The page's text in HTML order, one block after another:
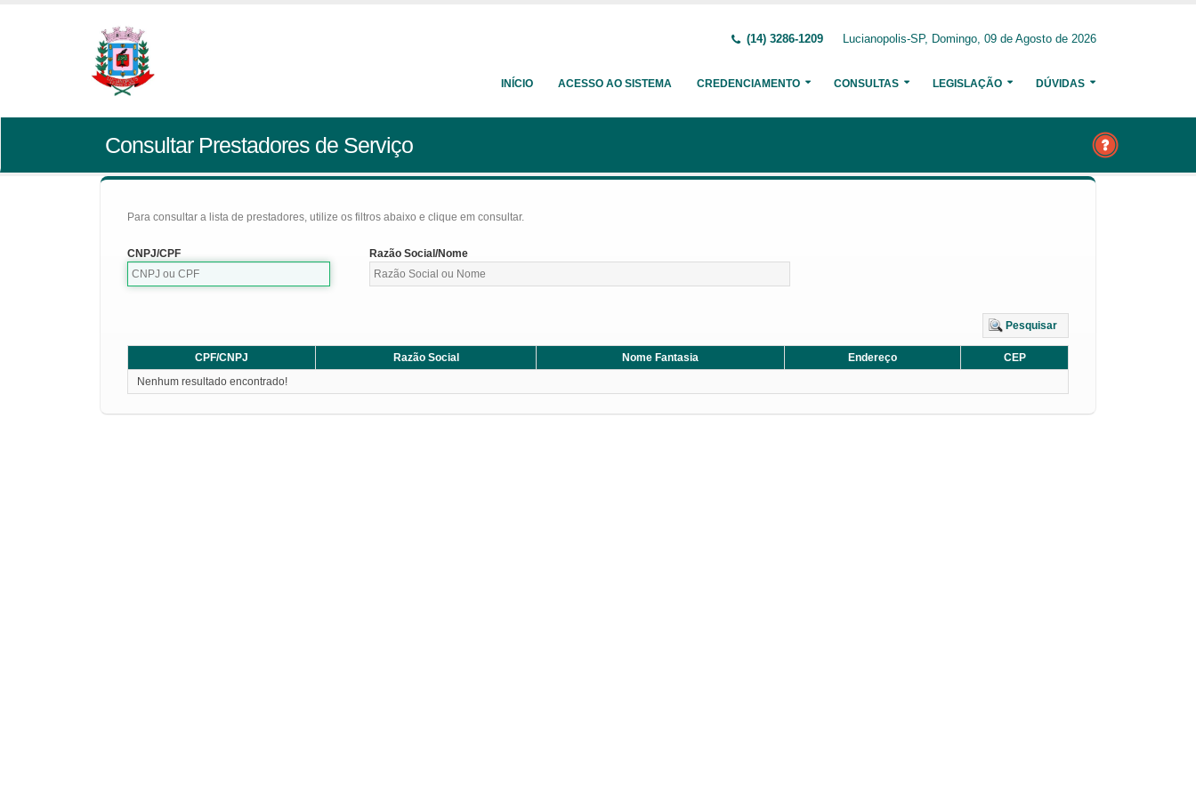
(14) 3286-1209 Lucianopolis-SP, Domingo, 09 de Agosto de 2026
INÍCIO ACESSO AO SISTEMA CREDENCIAMENTO CONSULTAS LEGISLAÇÃO DÚVIDAS
Consultar Prestadores de Serviço
Para consultar a lista de prestadores, utilize os filtros abaixo e clique em consultar.
CNPJ/CPF Razão Social/Nome
Pesquisar
CPF/CNPJ Razão Social Nome Fantasia Endereço
CEP
Nenhum resultado encontrado!